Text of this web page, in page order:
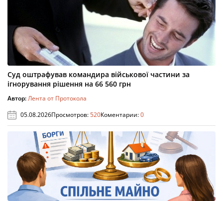
Суд оштрафував командира військової частини за
ігнорування рішення на 66 560 грн
Автор:Лента от Протокола
05.08.2026Просмотров:520Коментарии:0